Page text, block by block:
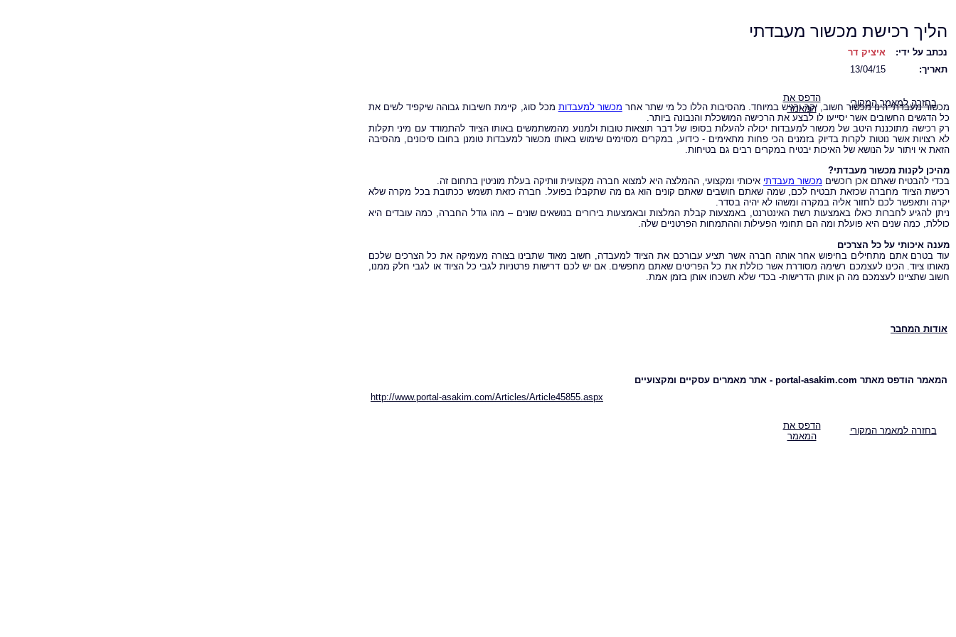
הליך רכישת מכשור מעבדתי
נכתב על ידי:
איציק דר
תאריך:
13/04/15
בחזרה למאמר המקורי
הדפס את
המאמר
מכשור מעבדתי הינו מכשור חשוב, יקר ורגיש במיוחד. מהסיבות הללו כל מי שתר אחר מכשור למעבדות מכל סוג, קיימת חשיבות גבוהה שיקפיד לשים את
כל הדגשים החשובים אשר יסייעו לו לבצע את הרכישה המושכלת והנבונה ביותר.
רק רכישה מתוכננת היטב של מכשור למעבדות יכולה להעלות בסופו של דבר תוצאות טובות ולמנוע מהמשתמשים באותו הציוד להתמודד עם מיני תקלות
לא רצויות אשר נוטות לקרות בדיוק בזמנים הכי פחות מתאימים - כידוע, במקרים מסוימים שימוש באותו מכשור למעבדות טומנן בחובו סיכונים, מהסיבה
הזאת אי ויתור על הנושא של האיכות יבטיח במקרים רבים גם בטיחות.
מהיכן לקנות מכשור מעבדתי?
בכדי להבטיח שאתם אכן רוכשים מכשור מעבדתי איכותי ומקצועי, ההמלצה היא למצוא חברה מקצועית וותיקה בעלת מוניטין בתחום זה.
רכישת הציוד מחברה שכזאת תבטיח לכם, שמה שאתם חושבים שאתם קונים הוא גם מה שתקבלו בפועל. חברה כזאת תשמש ככתובת בכל מקרה שלא
יקרה ותאפשר לכם לחזור אליה במקרה ומשהו לא יהיה בסדר.
ניתן להגיע לחברות כאלו באמצעות רשת האינטרנט, באמצעות קבלת המלצות ובאמצעות בירורים בנושאים שונים – מהו גודל החברה, כמה עובדים היא
כוללת, כמה שנים היא פועלת ומה הם תחומי הפעילות וההתמחות הפרטניים שלה.
מענה איכותי על כל הצרכים
עוד בטרם אתם מתחילים בחיפוש אחר אותה חברה אשר תציע עבורכם את הציוד למעבדה, חשוב מאוד שתבינו בצורה מעמיקה את כל הצרכים שלכם
מאותו ציוד. הכינו לעצמכם רשימה מסודרת אשר כוללת את כל הפריטים שאתם מחפשים. אם יש לכם דרישות פרטניות לגבי כל הציוד או לגבי חלק ממנו,
חשוב שתציינו לעצמכם מה הן אותן הדרישות- בכדי שלא תשכחו אותן בזמן אמת.
אודות המחבר
המאמר הודפס מאתר portal-asakim.com - אתר מאמרים עסקיים ומקצועיים
http://www.portal-asakim.com/Articles/Article45855.aspx
בחזרה למאמר המקורי
הדפס את
המאמר